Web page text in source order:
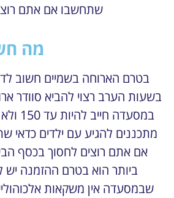
שתחשבו אם אתם
מה
בטרם הארוחה בשמיים חשוב
בשעות הערב רצוי להביא סוודר
אם אתם רוצים לחסוך בכסף